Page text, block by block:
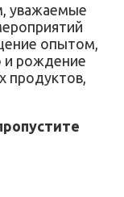
уважаемые
опытом,
и рождение
продуктов,